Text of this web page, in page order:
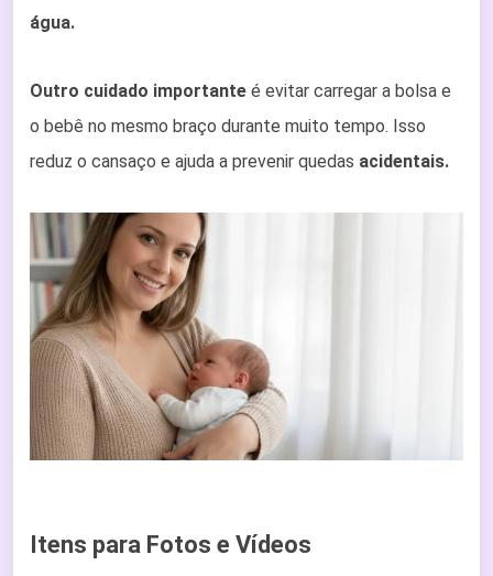
água.
Outro cuidado importante é evitar carregar a bolsa e
o bebê no mesmo braço durante muito tempo. Isso
reduz o cansaço e ajuda a prevenir quedas acidentais.
Itens para Fotos e Vídeos